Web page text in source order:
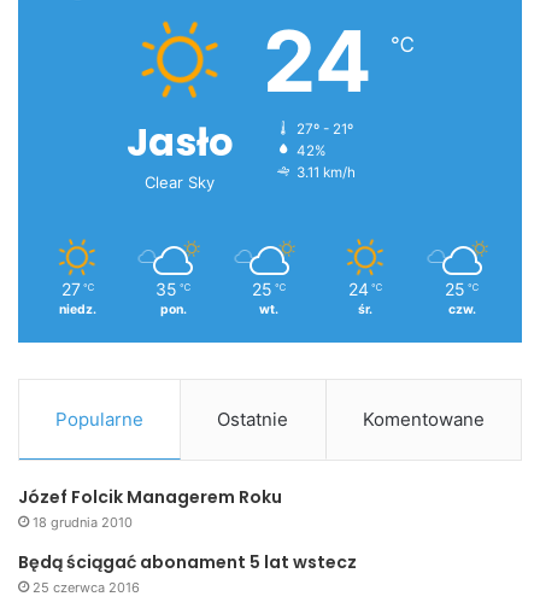
Jasło
Clear Sky
24 ℃
27º - 21º
42%
3.11 km/h
27 ℃
niedz.
35 ℃
pon.
25 ℃
wt.
24 ℃
śr.
25 ℃
czw.
Popularne Ostatnie Komentowane
Józef Folcik Managerem Roku
18 grudnia 2010
Będą ściągać abonament 5 lat wstecz
25 czerwca 2016